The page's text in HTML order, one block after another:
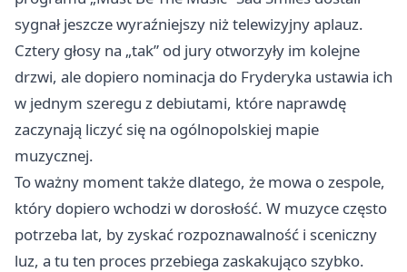
sygnał jeszcze wyraźniejszy niż telewizyjny aplauz.
Cztery głosy na „tak” od jury otworzyły im kolejne
drzwi, ale dopiero nominacja do Fryderyka ustawia ich
w jednym szeregu z debiutami, które naprawdę
zaczynają liczyć się na ogólnopolskiej mapie
muzycznej.
To ważny moment także dlatego, że mowa o zespole,
który dopiero wchodzi w dorosłość. W muzyce często
potrzeba lat, by zyskać rozpoznawalność i sceniczny
luz, a tu ten proces przebiega zaskakująco szybko.